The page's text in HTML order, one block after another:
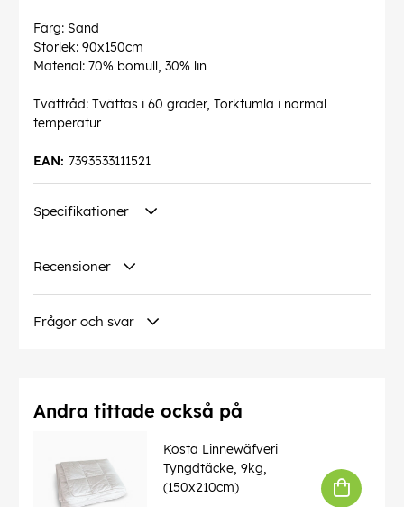
Färg: Sand
Storlek: 90x150cm
Material: 70% bomull, 30% lin
Tvättråd: Tvättas i 60 grader, Torktumla i normal
temperatur
7393533111521
EAN:
Specifikationer
Recensioner
Frågor och svar
Andra tittade också på
Kosta Linnewäfveri
Tyngdtäcke, 9kg,
(150x210cm)